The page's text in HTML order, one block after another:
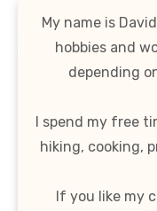
My name is
hobbies and
depending
I spend my free
hiking, cooking,
If you like my